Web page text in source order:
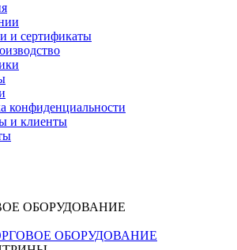
и сертификаты
конфиденциальности
и клиенты
ОБОРУДОВАНИЕ
ОБОРУДОВАНИЕ